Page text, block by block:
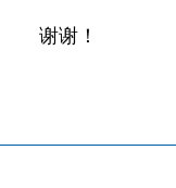
谢谢！